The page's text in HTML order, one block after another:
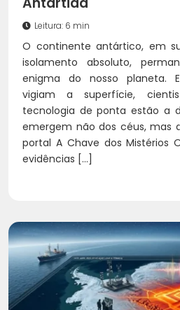
Leitura: 6 min
O continente antártico, em
isolamento absoluto,
enigma do nosso planeta.
vigiam a superfície,
tecnologia de ponta estão a
emergem não dos céus, mas
portal A Chave dos Mistérios
evidências […]